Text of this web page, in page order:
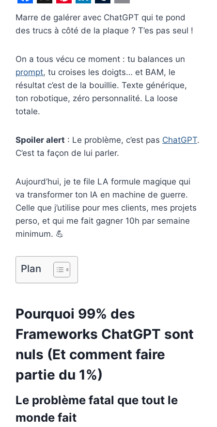
F
a
e
b
o
o
k
X P
i
t
e
r
e
t
L
i
k
e
d
I
T
u
b
l
r
E
m
i
l
Marre de galérer avec ChatGPT qui te pond
des trucs à côté de la plaque ? T’es pas seul !
On a tous vécu ce moment : tu balances un
prompt, tu croises les doigts… et BAM, le
résultat c’est de la bouillie. Texte générique,
ton robotique, zéro personnalité. La loose
totale.
Spoiler alert : Le problème, c’est pas ChatGPT.
C’est ta façon de lui parler.
Aujourd’hui, je te file LA formule magique qui
va transformer ton IA en machine de guerre.
Celle que j’utilise pour mes clients, mes projets
perso, et qui me fait gagner 10h par semaine
minimum. 💪
Plan
Pourquoi 99% des
Frameworks ChatGPT sont
nuls (Et comment faire
partie du 1%)
Le problème fatal que tout le
monde fait